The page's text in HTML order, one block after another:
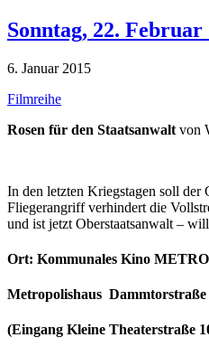
Sonntag, 22. Februar
6. Januar 2015
Filmreihe
Rosen für den Staatsanwalt von
In den letzten Kriegstagen soll
Fliegerangriff verhindert die
und ist jetzt Oberstaatsanwalt –
Ort: Kommunales Kino
Metropolishaus
(Eingang Kleine Theaterstraße